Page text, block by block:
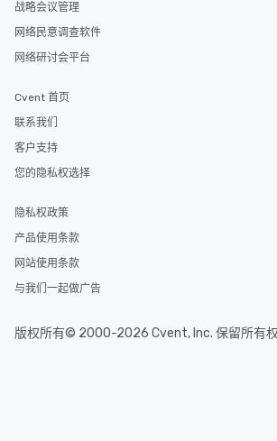
战略会议管理
网络民意调查软件
网络研讨会平台
Cvent 首页
联系我们
客户支持
您的隐私权选择
隐私权政策
产品使用条款
网站使用条款
与我们一起做广告
版权所有© 2000-2026 Cvent, Inc. 保留所有